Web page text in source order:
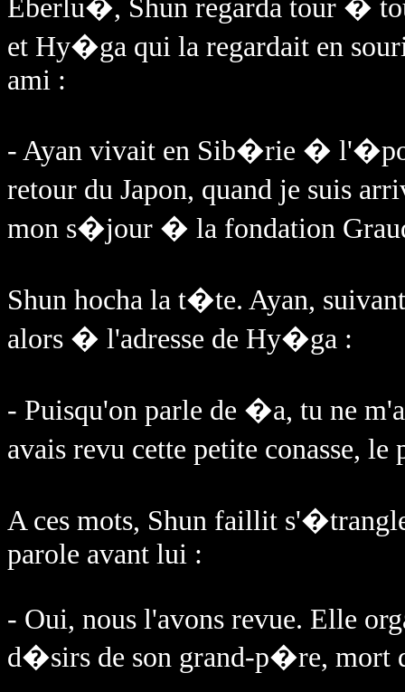
Eberlu�, Shun regarda tour �
et Hy�ga qui la regardait en
ami :
- Ayan vivait en Sib�rie �
retour du Japon, quand je suis
mon s�jour � la fondation
Shun hocha la t�te. Ayan,
alors � l'adresse de Hy�ga :
- Puisqu'on parle de �a, tu ne
avais revu cette petite conasse,
A ces mots, Shun faillit
parole avant lui :
- Oui, nous l'avons revue. Elle
d�sirs de son grand-p�re, mort